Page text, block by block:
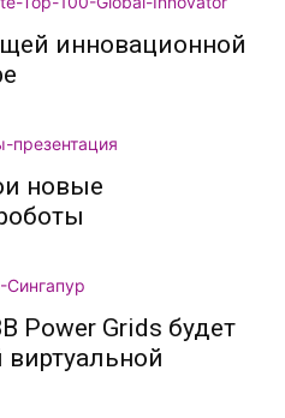
инновационной
новые
Power Grids будет
виртуальной